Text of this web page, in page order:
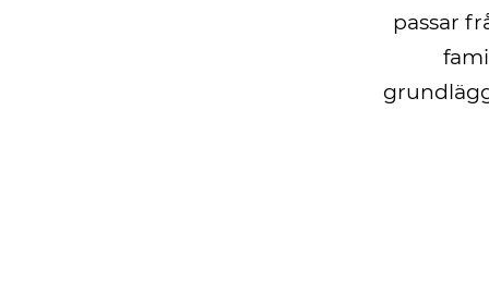
passar